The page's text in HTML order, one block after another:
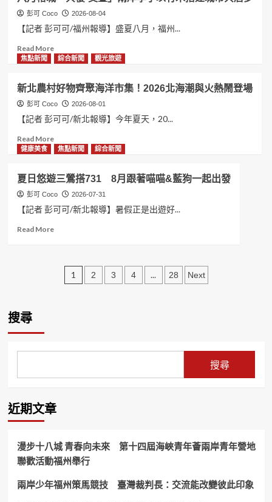
州
舉
行
學
生
告
大
賽
頒
典
禮
營
成
果
暨
新
啟
動
式
正
於
杭
余
區
盛
舉
貓
牽
線
岸
青
福
州
拚
默
共
話
育
流
新
章
彭可 Coco 2026-08-04
【記者 彭可可/福州報導】盛夏八月，福州...
Read MoreRead
more
八
月
榕
城
棲
疊」
兩
岸
學
以
焦點新聞 綜合新聞 觀光旅遊
新北農村好物齊聚海洋市集！2026北海潮與火熱鬧登場
彭可 Coco 2026-08-01
【記者 彭可可/新北報導】今年夏天，20...
Read MoreRead
more
新
北
農
村
物
熱
登
場
健康美食 焦點新聞 綜合新聞
夏日悠遊三鶯搭731 8月跟著喵喵&藍狗一起出發
彭可 Coco 2026-07-31
【記者 彭可可/新北報導】暑假正是出遊好...
Read MoreRead
8
跟
喵
狗
一
出
文
1 2 3 4 ... 28 Next
搜尋
搜尋
近期文章
漫步十八城 青春向未來 第十四屆海峽青年薈兩岸青年營地
聯歡活動福州舉行
兩岸少年福州策馬競技 臺灣裁判長：交流能改變彼此印象